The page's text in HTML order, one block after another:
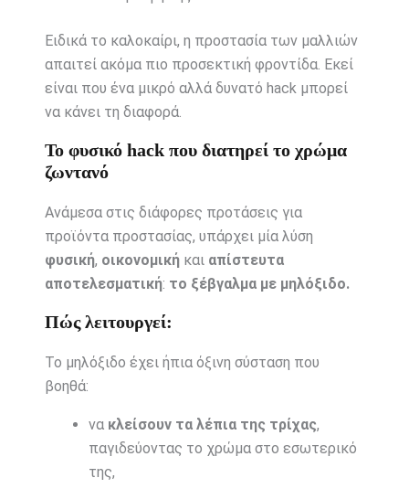
Ειδικά το καλοκαίρι, η προστασία των μαλλιών
απαιτεί ακόμα πιο προσεκτική φροντίδα. Εκεί
είναι που ένα μικρό αλλά δυνατό hack μπορεί
να κάνει τη διαφορά.
Το φυσικό hack που διατηρεί το χρώμα
ζωντανό
Ανάμεσα στις διάφορες προτάσεις για
προϊόντα προστασίας, υπάρχει μία λύση
φυσική, οικονομικήκαι απίστευτα
αποτελεσματική: το ξέβγαλμα με μηλόξιδο.
Πώς λειτουργεί:
Το μηλόξιδο έχει ήπια όξινη σύσταση που
βοηθά:
να κλείσουν τα λέπια της τρίχας,
παγιδεύοντας το χρώμα στο εσωτερικό
της,